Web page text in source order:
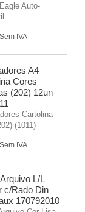
Auto-
Sem IVA
A4
Cores
(202) 12un
Cartolina
(1011)
Sem IVA
L/L
c/Rado Din
170792010